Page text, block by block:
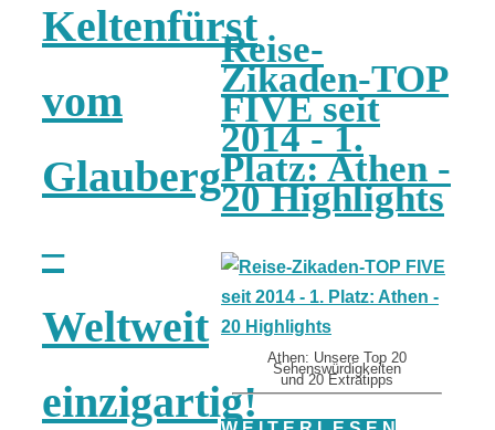
Keltenfürst
vom
Glauberg
–
Weltweit
einzigartig!
Reise-
Zikaden-TOP
FIVE seit
2014 - 1.
Platz: Athen -
20 Highlights
Athen: Unsere Top 20
Sehenswürdigkeiten
und 20 Extratipps